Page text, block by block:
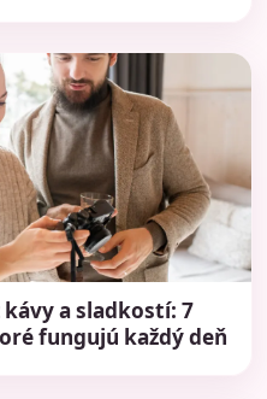
a sladkostí: 7
fungujú každý deň